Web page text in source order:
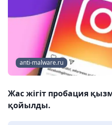
anti-malware.ru
Жас жігіт пробация
қойылды.